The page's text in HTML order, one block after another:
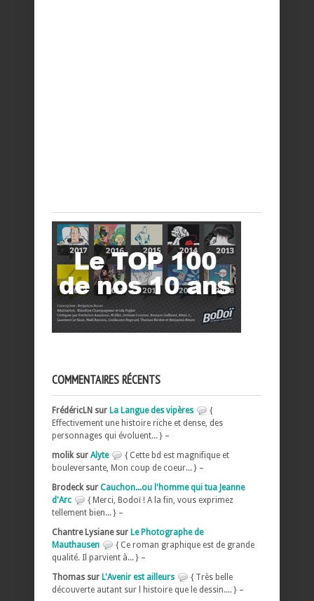
COMMENTAIRES RÉCENTS
FrédéricLN sur La Langue des vipères
{
Effectivement une histoire riche et dense, des
personnages qui évoluent... } –
molik sur Alyte
{ Cette bd est magnifique et
bouleversante, Mon coup de coeur... } –
Brodeck sur Cauchon...ou l'homme qui tua Jeanne
d'Arc
{ Merci, Bodoï ! A la fin, vous exprimez
tellement bien... } –
Chantre Lysiane sur Le Photographe de
Mauthausen
{ Ce roman graphique est de grande
qualité. Il parvient à... } –
Thomas sur L'Avenir est ailleurs
{ Très belle
découverte autant sur l histoire que le dessin.... } –